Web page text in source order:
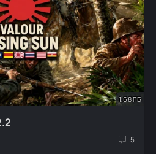
1,68 ГБ
5